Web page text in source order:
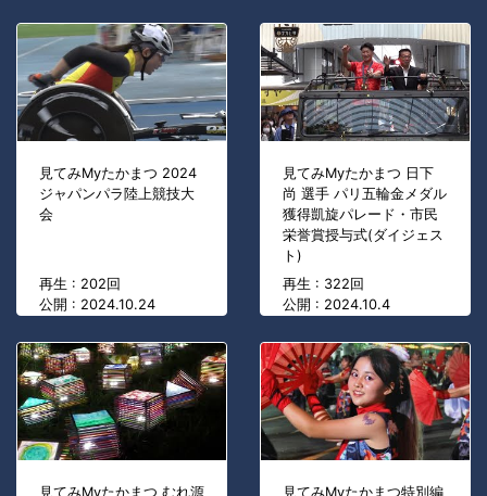
見てみMyたかまつ 2024
ジャパンパラ陸上競技大
会
再生 : 202回
公開 : 2024.10.24
見てみMyたかまつ 日下
尚 選手 パリ五輪金メダル
獲得凱旋パレード・市民
栄誉賞授与式(ダイジェス
ト)
再生 : 322回
公開 : 2024.10.4
見てみMyたかまつ むれ源
見てみMyたかまつ特別編